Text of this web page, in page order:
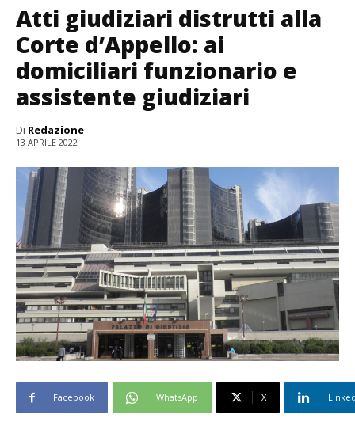
Atti giudiziari distrutti alla
Corte d’Appello: ai
domiciliari funzionario e
assistente giudiziari
Di Redazione
13 APRILE 2022
Facebook WhatsApp X